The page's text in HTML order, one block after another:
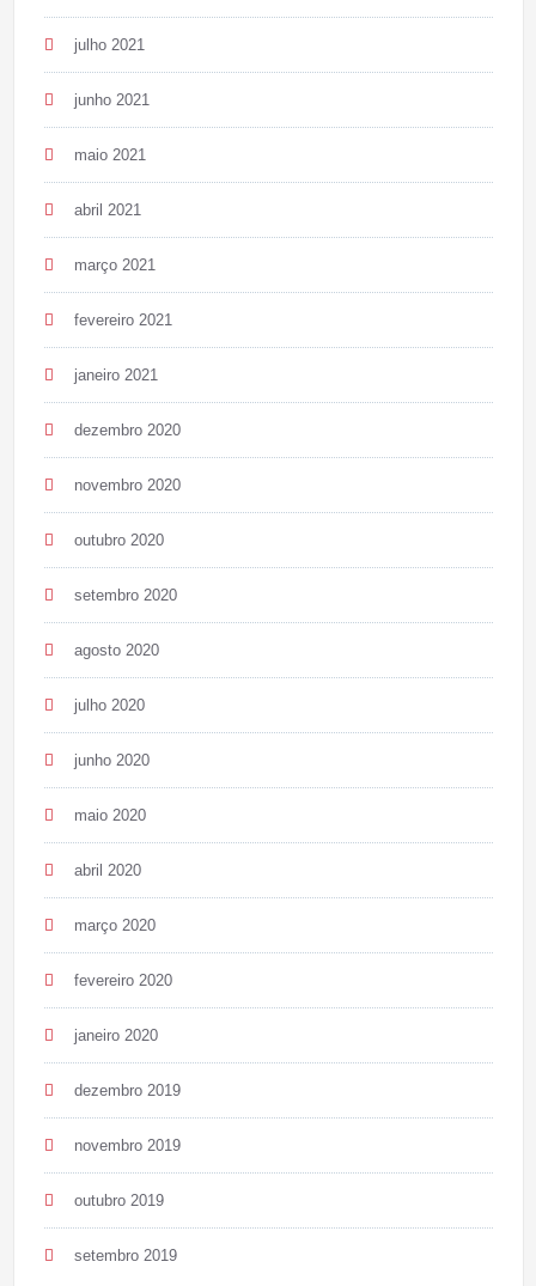
julho 2021
junho 2021
maio 2021
abril 2021
março 2021
fevereiro 2021
janeiro 2021
dezembro 2020
novembro 2020
outubro 2020
setembro 2020
agosto 2020
julho 2020
junho 2020
maio 2020
abril 2020
março 2020
fevereiro 2020
janeiro 2020
dezembro 2019
novembro 2019
outubro 2019
setembro 2019